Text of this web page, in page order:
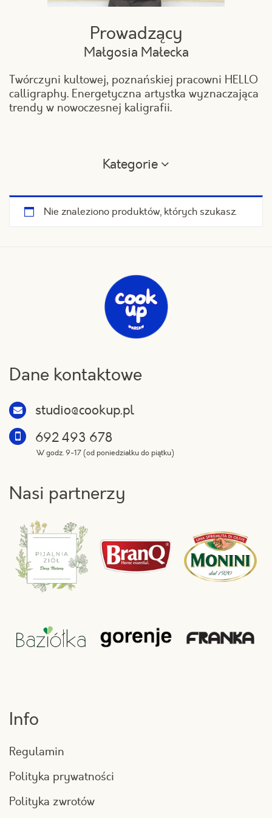
Prowadzący
Małgosia Małecka
Twórczyni kultowej, poznańskiej pracowni HELLO
calligraphy. Energetyczna artystka wyznaczająca
trendy w nowoczesnej kaligrafii.
Kategorie
Nie znaleziono produktów, których szukasz.
Dane kontaktowe
studio@cookup.pl
692 493 678
W godz. 9-17 (od poniedziałku do piątku)
Nasi partnerzy
Info
Regulamin
Polityka prywatności
Polityka zwrotów